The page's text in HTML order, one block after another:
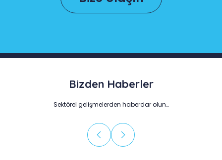
Bizden Haberler
Sektörel gelişmelerden haberdar olun…